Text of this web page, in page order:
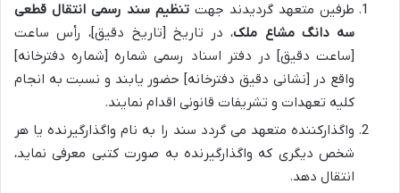
طرفین متعهد گردیدند جهت تنظیم سند رسمی انتقال قطعی
سه دانگ مشاع ملک، در تاریخ [تاریخ دقیق]، رأس ساعت
[ساعت دقیق] در دفتر اسناد رسمی شماره [شماره دفترخانه]
واقع در [نشانی دقیق دفترخانه] حضور یابند و نسبت به انجام
کلیه تعهدات و تشریفات قانونی اقدام نمایند.
واگذارکننده متعهد می گردد سند را به نام واگذارگیرنده یا هر
شخص دیگری که واگذارگیرنده به صورت کتبی معرفی نماید،
انتقال دهد.